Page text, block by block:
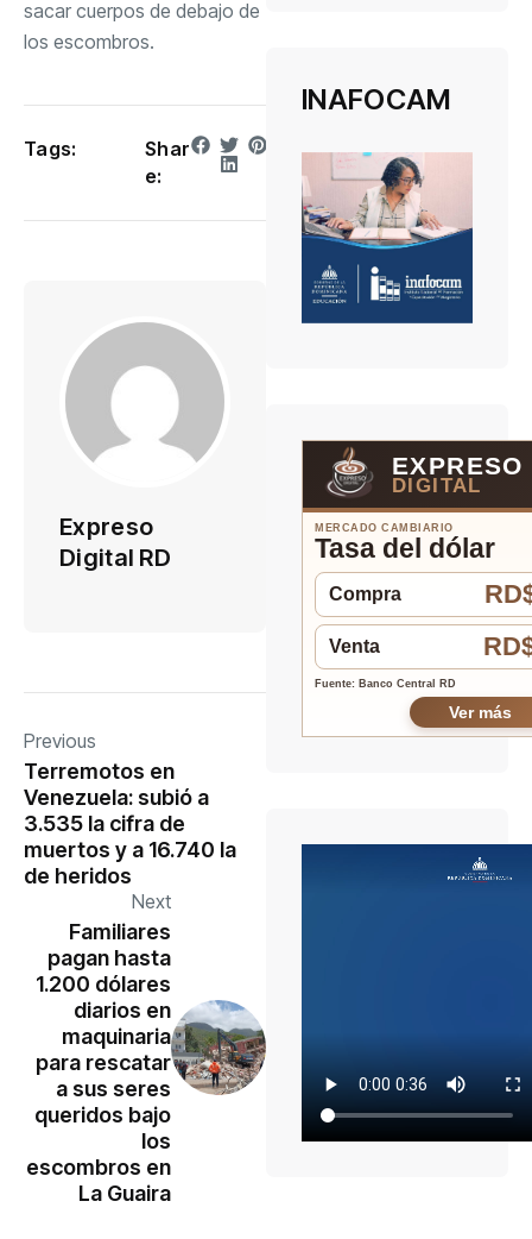
sacar cuerpos de debajo de
los escombros.
Tags:
Shar
e:
Expreso
Digital RD
Previous
Terremotos en
Venezuela: subió a
3.535 la cifra de
muertos y a 16.740 la
de heridos
Next
Familiares
pagan hasta
1.200 dólares
diarios en
maquinaria
para rescatar
a sus seres
queridos bajo
los
escombros en
La Guaira
INAFOCAM
EXPRESO
DIGITAL
MERCADO CAMBIARIO
Tasa del dólar
Compra
Venta
Fuente: Banco Central RD
Ver más